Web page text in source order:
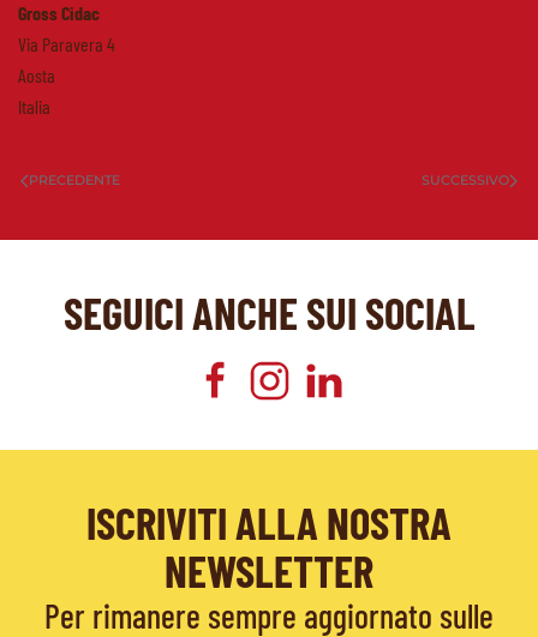
Gross Cidac
Via Paravera 4
Aosta
Italia
PRECEDENTE SUCCESSIVO
SEGUICI ANCHE SUI SOCIAL
ISCRIVITI ALLA NOSTRA
NEWSLETTER
Per rimanere sempre aggiornato sulle